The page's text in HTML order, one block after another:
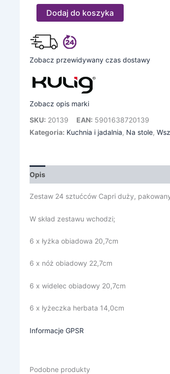
Dodaj do koszyka
Zobacz przewidywany czas dostawy
Zobacz opis marki
SKU: 20139 EAN: 5901638720139
Kategoria: Kuchnia i jadalnia, Na stole,
Opis
Zestaw 24 sztućców Capri duży,
W skład zestawu wchodzi;
6 x łyżka obiadowa 20,7cm
6 x nóż obiadowy 22,7cm
6 x widelec obiadowy 20,7cm
6 x łyżeczka herbata 14,0cm
Informacje GPSR
Podobne produkty